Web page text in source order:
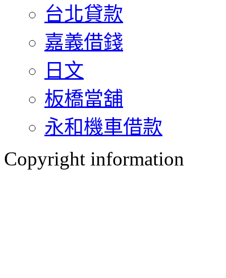
台北貸款
嘉義借錢
日文
板橋當舖
永和機車借款
Copyright information